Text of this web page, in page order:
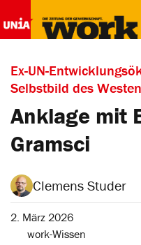
Ex-UN-
Selbstbild des
Anklage mit
Gramsci
Clemens Studer
2. März 2026
work-Wissen